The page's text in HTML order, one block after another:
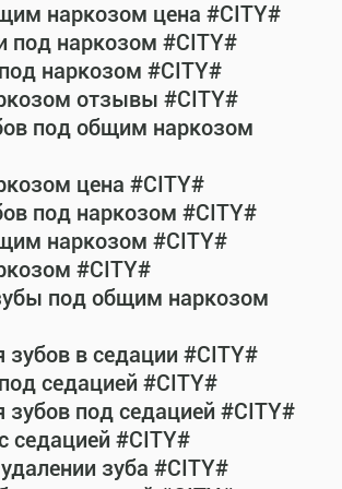
наркозом цена #CITY#
под наркозом #CITY#
наркозом #CITY#
отзывы #CITY#
под общим наркозом
цена #CITY#
под наркозом #CITY#
наркозом #CITY#
#CITY#
под общим наркозом
зубов в седации #CITY#
седацией #CITY#
зубов под седацией #CITY#
седацией #CITY#
зуба #CITY#